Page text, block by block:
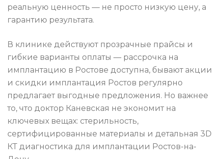
реальную ценность — не просто низкую цену, а
гарантию результата.
В клинике действуют прозрачные прайсы и
гибкие варианты оплаты — рассрочка на
имплантацию в Ростове доступна, бывают акции
и скидки имплантация Ростов регулярно
предлагает выгодные предложения. Но важнее
то, что доктор Каневская не экономит на
ключевых вещах: стерильность,
сертифицированные материалы и детальная 3D
КТ диагностика для имплантации Ростов-на-